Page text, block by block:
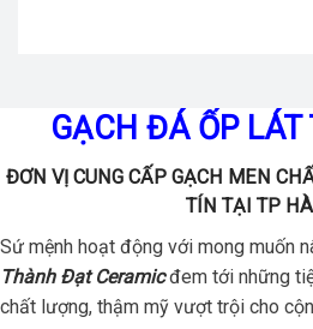
GẠCH ĐÁ ỐP
ĐƠN VỊ CUNG CẤP GẠCH MEN
TÍN TẠI TP HÀ
Sứ mệnh hoạt động với mong muốn
Thành Đạt Ceramicđem tới những
chất lượng, thậm mỹ vượt trội cho